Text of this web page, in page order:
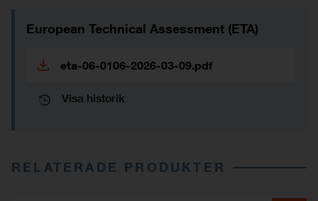
European Technical Assessment (ETA)
eta-06-0106-2026-03-09.pdf
Visa historik
RELATERADE PRODUKTER